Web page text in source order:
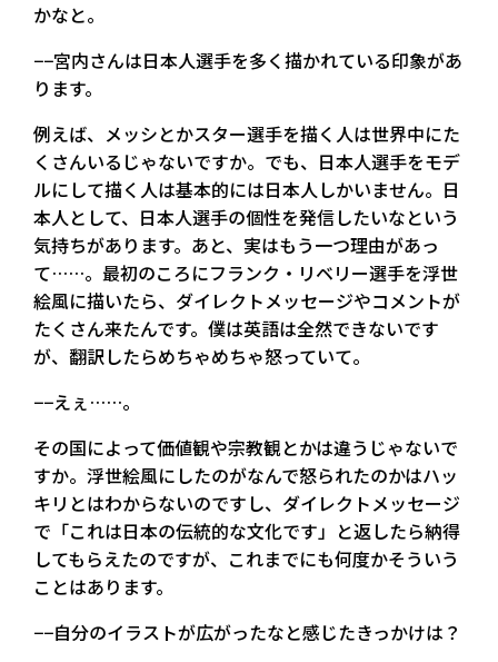
かなと。
−−宮内さんは日本人選手を多く描かれている印象があ
ります。
例えば、メッシとかスター選手を描く人は世界中にた
くさんいるじゃないですか。でも、日本人選手をモデ
ルにして描く人は基本的には日本人しかいません。日
本人として、日本人選手の個性を発信したいなという
気持ちがあります。あと、実はもう一つ理由があっ
て……。最初のころにフランク・リベリー選手を浮世
絵風に描いたら、ダイレクトメッセージやコメントが
たくさん来たんです。僕は英語は全然できないです
が、翻訳したらめちゃめちゃ怒っていて。
−−えぇ……。
その国によって価値観や宗教観とかは違うじゃないで
すか。浮世絵風にしたのがなんで怒られたのかはハッ
キリとはわからないのですし、ダイレクトメッセージ
で「これは日本の伝統的な文化です」と返したら納得
してもらえたのですが、これまでにも何度かそういう
ことはあります。
−−自分のイラストが広がったなと感じたきっかけは？